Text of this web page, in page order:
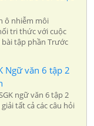
ô nhiễm môi
tri thức với cuộc
bài tập phần Trước
Ngữ văn 6 tập 2
ngữ văn 6 tập 2
tất cả các câu hỏi